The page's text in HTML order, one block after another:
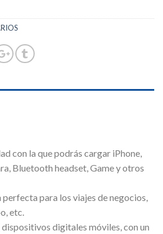
con la que podrás cargar iPhone,
Bluetooth headset, Game y otros
para los viajes de negocios,
etc.
digitales móviles, con un